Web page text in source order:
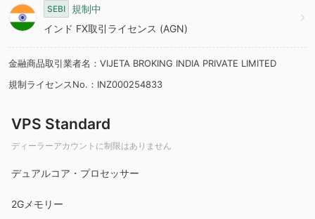
7
8
SEBI
規制中
インド FX取引ライセンス (AGN)
金融商品取引業者名：VIJETA BROKING INDIA PRIVATE LIMITED
規制ライセンスNo.：INZ000254833
VPS Standard
ディーラーアカウントに制限はありません
デュアルコア・プロセッサー
2Gメモリー